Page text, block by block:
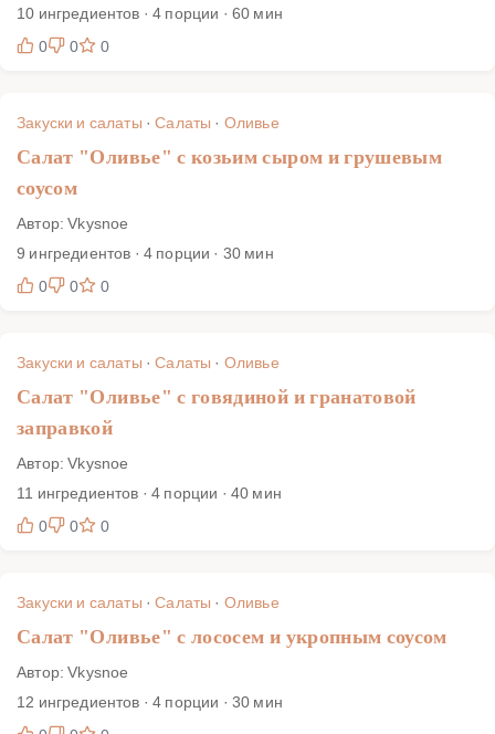
10 ингредиентов · 4 порции · 60 мин
0
0 0
Закуски и салаты ·Салаты · Оливье
Салат "Оливье" с козьим сыром и грушевым
соусом
Автор: Vkysnoe
9 ингредиентов · 4 порции · 30 мин
0
0 0
Закуски и салаты ·Салаты · Оливье
Салат "Оливье" с говядиной и гранатовой
заправкой
Автор: Vkysnoe
11 ингредиентов · 4 порции · 40 мин
0
0 0
Закуски и салаты ·Салаты · Оливье
Салат "Оливье" с лососем и укропным соусом
Автор: Vkysnoe
12 ингредиентов · 4 порции · 30 мин